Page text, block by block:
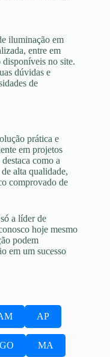
iluminação em
entre em
disponíveis no site.
dúvidas e
de
prática e
em projetos
como a
alta qualidade,
comprovado de
a líder de
hoje mesmo
podem
em um sucesso
AP
GO MA